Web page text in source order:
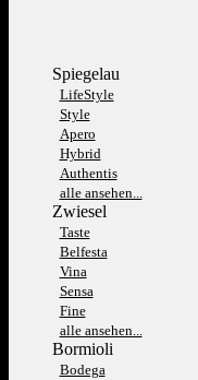
Spiegelau
LifeStyle
Style
Apero
Hybrid
Authentis
alle ansehen...
Zwiesel
Taste
Belfesta
Vina
Sensa
Fine
alle ansehen...
Bormioli
Bodega